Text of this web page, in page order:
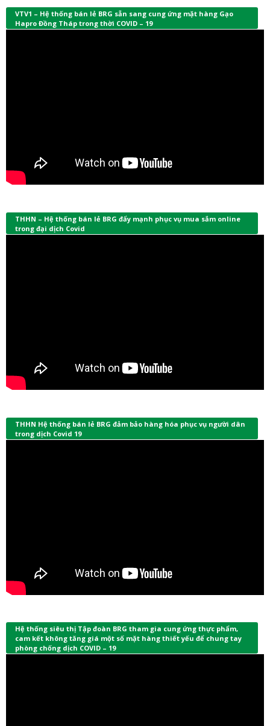
VTV1 – Hệ thống bán lẻ BRG sẵn sang cung ứng mặt hàng Gạo
Hapro Đồng Tháp trong thời COVID – 19
THHN – Hệ thống bán lẻ BRG đẩy mạnh phục vụ mua sắm online
trong đại dịch Covid
THHN Hệ thống bán lẻ BRG đảm bảo hàng hóa phục vụ người dân
trong dịch Covid 19
Hệ thống siêu thị Tập đoàn BRG tham gia cung ứng thực phẩm,
cam kết không tăng giá một số mặt hàng thiết yếu để chung tay
phòng chống dịch COVID – 19